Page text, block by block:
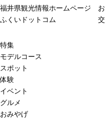
福井県観光情報ホームページ
ふくいドットコム
特集
モデルコース
スポット
体験
イベント
グルメ
おみやげ